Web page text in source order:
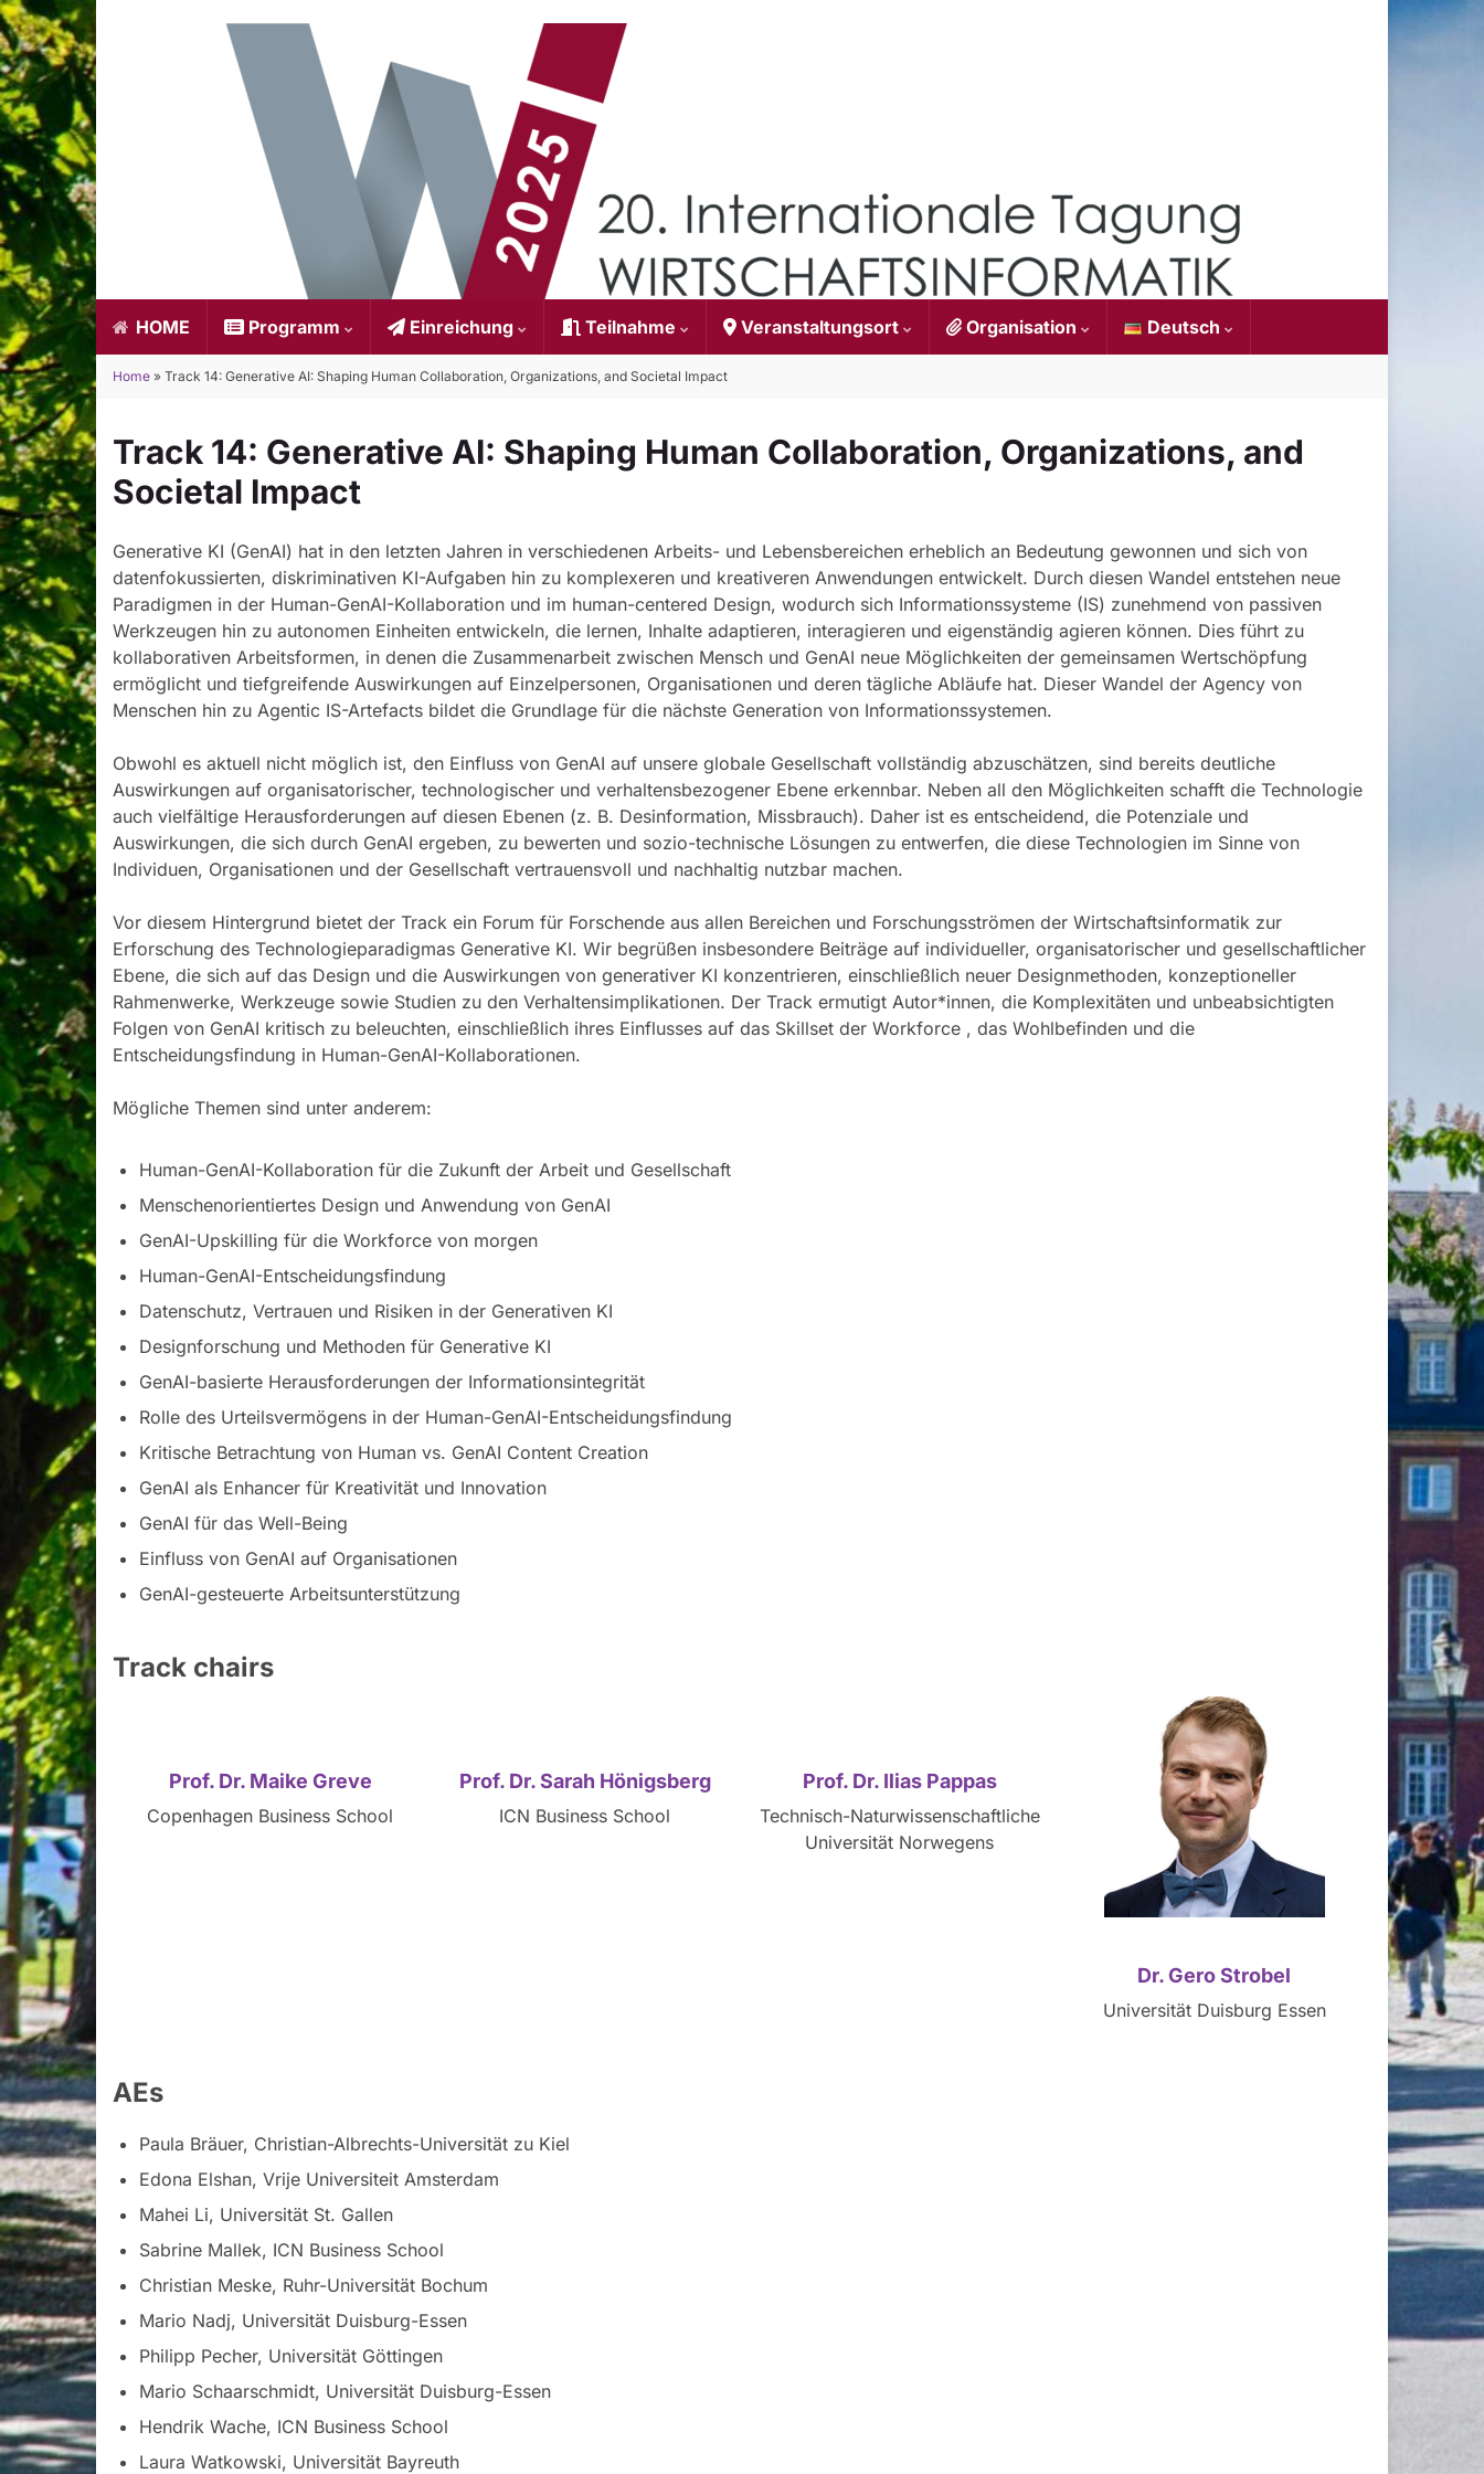
HOME Programm Einreichung Teilnahme Veranstaltungsort Organisation Deutsch
Home » Track 14: Generative AI: Shaping Human Collaboration, Organizations, and Societal Impact
Track 14: Generative AI: Shaping Human Collaboration, Organizations, and
Societal Impact
Generative KI (GenAI) hat in den letzten Jahren in verschiedenen Arbeits- und Lebensbereichen erheblich an Bedeutung gewonnen und sich von
datenfokussierten, diskriminativen KI-Aufgaben hin zu komplexeren und kreativeren Anwendungen entwickelt. Durch diesen Wandel entstehen neue
Paradigmen in der Human-GenAI-Kollaboration und im human-centered Design, wodurch sich Informationssysteme (IS) zunehmend von passiven
Werkzeugen hin zu autonomen Einheiten entwickeln, die lernen, Inhalte adaptieren, interagieren und eigenständig agieren können. Dies führt zu
kollaborativen Arbeitsformen, in denen die Zusammenarbeit zwischen Mensch und GenAI neue Möglichkeiten der gemeinsamen Wertschöpfung
ermöglicht und tiefgreifende Auswirkungen auf Einzelpersonen, Organisationen und deren tägliche Abläufe hat. Dieser Wandel der Agency von
Menschen hin zu Agentic IS-Artefacts bildet die Grundlage für die nächste Generation von Informationssystemen.
Obwohl es aktuell nicht möglich ist, den Einfluss von GenAI auf unsere globale Gesellschaft vollständig abzuschätzen, sind bereits deutliche
Auswirkungen auf organisatorischer, technologischer und verhaltensbezogener Ebene erkennbar. Neben all den Möglichkeiten schafft die Technologie
auch vielfältige Herausforderungen auf diesen Ebenen (z. B. Desinformation, Missbrauch). Daher ist es entscheidend, die Potenziale und
Auswirkungen, die sich durch GenAI ergeben, zu bewerten und sozio-technische Lösungen zu entwerfen, die diese Technologien im Sinne von
Individuen, Organisationen und der Gesellschaft vertrauensvoll und nachhaltig nutzbar machen.
Vor diesem Hintergrund bietet der Track ein Forum für Forschende aus allen Bereichen und Forschungsströmen der Wirtschaftsinformatik zur
Erforschung des Technologieparadigmas Generative KI. Wir begrüßen insbesondere Beiträge auf individueller, organisatorischer und gesellschaftlicher
Ebene, die sich auf das Design und die Auswirkungen von generativer KI konzentrieren, einschließlich neuer Designmethoden, konzeptioneller
Rahmenwerke, Werkzeuge sowie Studien zu den Verhaltensimplikationen. Der Track ermutigt Autor*innen, die Komplexitäten und unbeabsichtigten
Folgen von GenAI kritisch zu beleuchten, einschließlich ihres Einflusses auf das Skillset der Workforce , das Wohlbefinden und die
Entscheidungsfindung in Human-GenAI-Kollaborationen.
Mögliche Themen sind unter anderem:
Human-GenAI-Kollaboration für die Zukunft der Arbeit und Gesellschaft
Menschenorientiertes Design und Anwendung von GenAI
GenAI-Upskilling für die Workforce von morgen
Human-GenAI-Entscheidungsfindung
Datenschutz, Vertrauen und Risiken in der Generativen KI
Designforschung und Methoden für Generative KI
GenAI-basierte Herausforderungen der Informationsintegrität
Rolle des Urteilsvermögens in der Human-GenAI-Entscheidungsfindung
Kritische Betrachtung von Human vs. GenAI Content Creation
GenAI als Enhancer für Kreativität und Innovation
GenAI für das Well-Being
Einfluss von GenAI auf Organisationen
GenAI-gesteuerte Arbeitsunterstützung
Track chairs
Prof. Dr. Maike Greve
Copenhagen Business School
Prof. Dr. Sarah Hönigsberg
ICN Business School
Prof. Dr. Ilias Pappas
Technisch-Naturwissenschaftliche
Universität Norwegens
Dr. Gero Strobel
Universität Duisburg Essen
AEs
Paula Bräuer, Christian-Albrechts-Universität zu Kiel
Edona Elshan, Vrije Universiteit Amsterdam
Mahei Li, Universität St. Gallen
Sabrine Mallek, ICN Business School
Christian Meske, Ruhr-Universität Bochum
Mario Nadj, Universität Duisburg-Essen
Philipp Pecher, Universität Göttingen
Mario Schaarschmidt, Universität Duisburg-Essen
Hendrik Wache, ICN Business School
Laura Watkowski, Universität Bayreuth